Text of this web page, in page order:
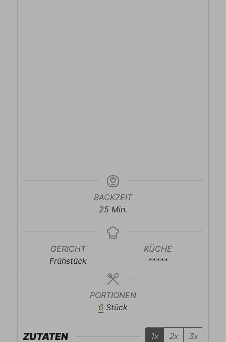
BACKZEIT
25Minuten
Min.
GERICHT
Frühstück
KÜCHE
*****
PORTIONEN
6 Stück
ZUTATEN 1x 2x 3x